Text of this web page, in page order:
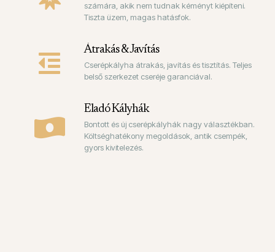
számára, akik nem tudnak kéményt kiépíteni.
Tiszta üzem, magas hatásfok.
Átrakás & Javítás
Cserépkályha átrakás, javítás és tisztítás. Teljes
belső szerkezet cseréje garanciával.
Eladó Kályhák
Bontott és új cserépkályhák nagy választékban.
Költséghatékony megoldások, antik csempék,
gyors kivitelezés.